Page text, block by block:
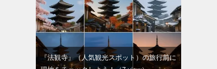
『法観寺』（人気観光スポット）の旅行前に